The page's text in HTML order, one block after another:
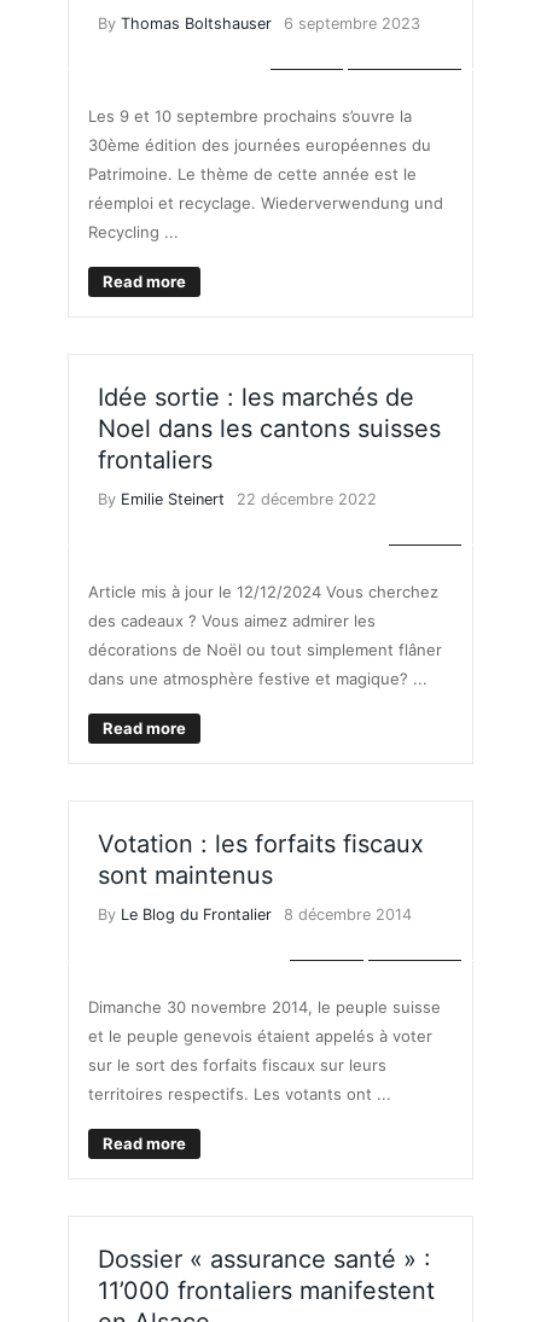
By Thomas Boltshauser 6 septembre 2023
Les 9 et 10 septembre prochains s’ouvre la
30ème édition des journées européennes du
Patrimoine. Le thème de cette année est le
réemploi et recyclage. Wiederverwendung und
Recycling ...
Read more
Idée sortie : les marchés de
Noel dans les cantons suisses
frontaliers
By Emilie Steinert 22 décembre 2022
Article mis à jour le 12/12/2024 Vous cherchez
des cadeaux ? Vous aimez admirer les
décorations de Noël ou tout simplement flâner
dans une atmosphère festive et magique? ...
Read more
Votation : les forfaits fiscaux
sont maintenus
By Le Blog du Frontalier 8 décembre 2014
Dimanche 30 novembre 2014, le peuple suisse
et le peuple genevois étaient appelés à voter
sur le sort des forfaits fiscaux sur leurs
territoires respectifs. Les votants ont ...
Read more
Dossier « assurance santé » :
11’000 frontaliers manifestent